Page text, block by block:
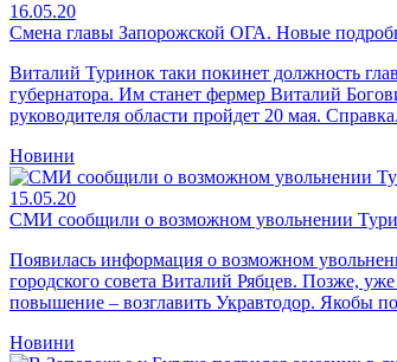
16.05.20
Смена главы Запорожской ОГА. Новые
Виталий Туринок таки покинет должность
губернатора. Им станет фермер Виталий
руководителя области пройдет 20 мая.
Новини
15.05.20
СМИ сообщили о возможном увольнении
Появилась информация о возможном
городского совета Виталий Рябцев. Позже,
повышение – возглавить Укравтодор. Якобы
Новини